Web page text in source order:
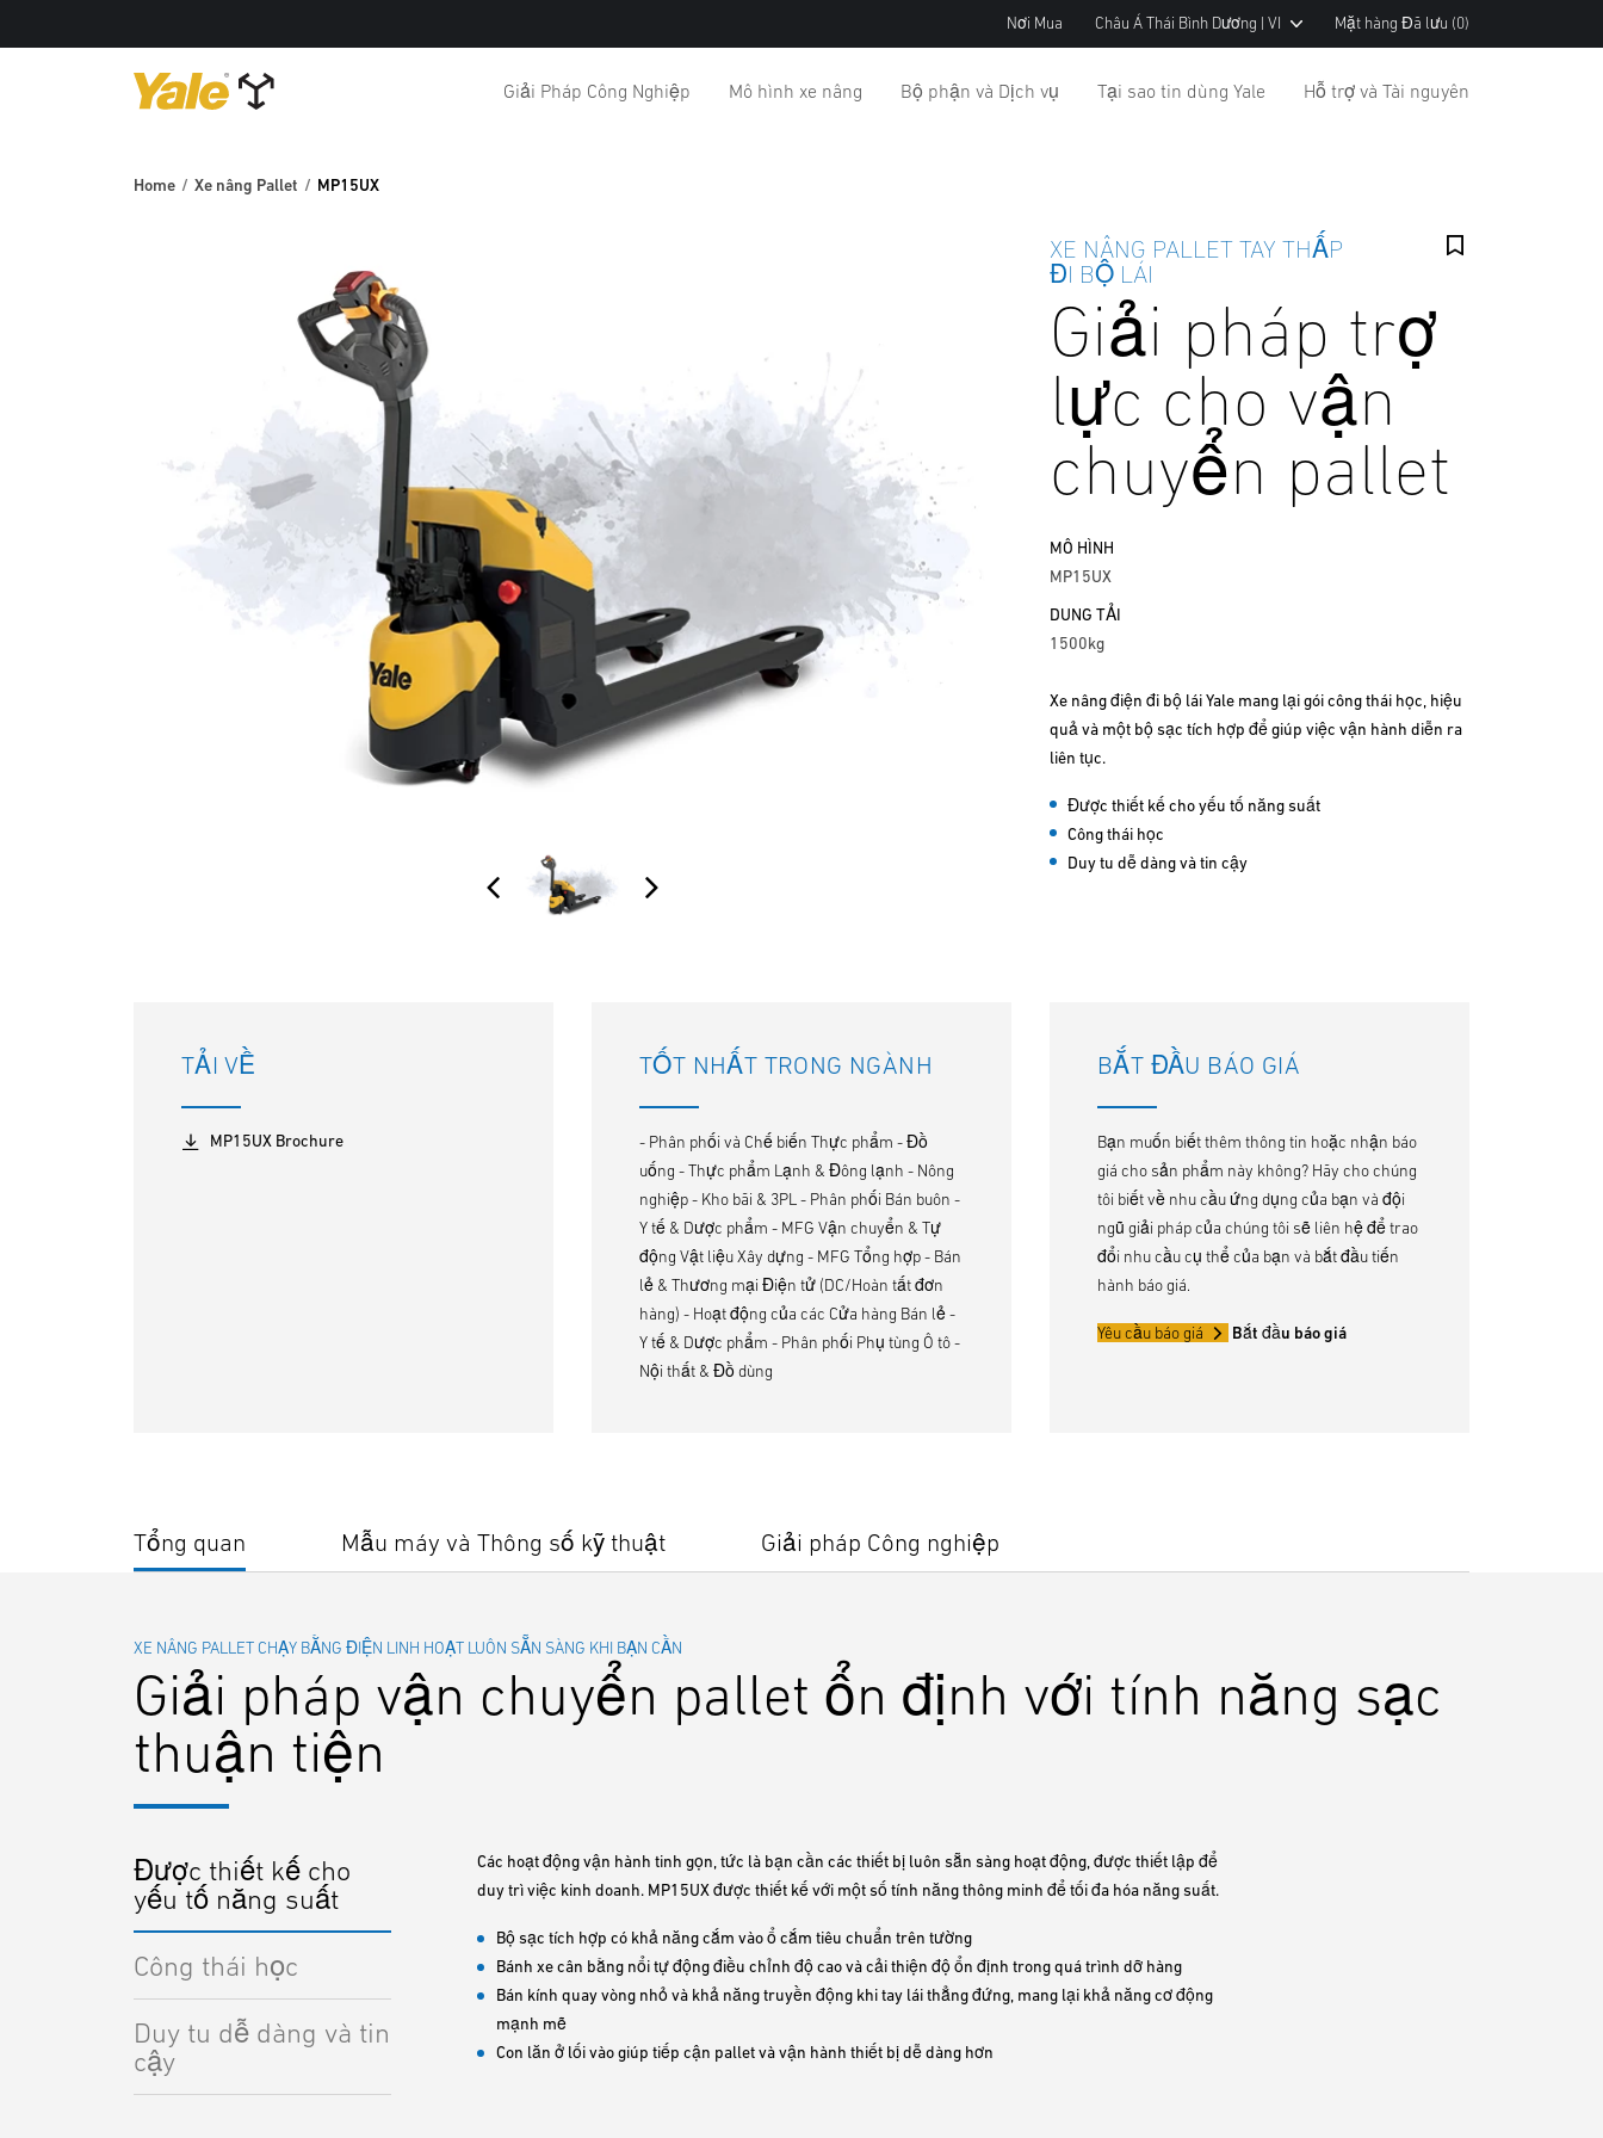
Nơi Mua Châu Á Thái Bình Dương | VI Mặt hàng Đã lưu (0)
Giải Pháp Công Nghiệp Mô hình xe nâng Bộ phận và Dịch vụ Tại sao tin dùng Yale Hỗ trợ và Tài nguyên
Home Xe nâng Pallet MP15UX
XE NÂNG PALLET TAY THẤP
ĐI BỘ LÁI
Giải pháp trợ
lực cho vận
chuyển pallet
MÔ HÌNH
MP15UX
DUNG TẢI
1500kg
Xe nâng điện đi bộ lái Yale mang lại gói công thái học, hiệu
quả và một bộ sạc tích hợp để giúp việc vận hành diễn ra
liên tục.
Được thiết kế cho yếu tố năng suất
Công thái học
Duy tu dễ dàng và tin cậy
TẢI VỀ
MP15UX Brochure
TỐT NHẤT TRONG NGÀNH
- Phân phối và Chế biến Thực phẩm - Đồ
uống - Thực phẩm Lạnh & Đông lạnh - Nông
nghiệp - Kho bãi & 3PL - Phân phối Bán buôn -
Y tế & Dược phẩm - MFG Vận chuyển & Tự
động Vật liệu Xây dựng - MFG Tổng hợp - Bán
lẻ & Thương mại Điện tử (DC/Hoàn tất đơn
hàng) - Hoạt động của các Cửa hàng Bán lẻ -
Y tế & Dược phẩm - Phân phối Phụ tùng Ô tô -
Nội thất & Đồ dùng
BẮT ĐẦU BÁO GIÁ
Bạn muốn biết thêm thông tin hoặc nhận báo
giá cho sản phẩm này không? Hãy cho chúng
tôi biết về nhu cầu ứng dụng của bạn và đội
ngũ giải pháp của chúng tôi sẽ liên hệ để trao
đổi nhu cầu cụ thể của bạn và bắt đầu tiến
hành báo giá.
Yêu cầu báo giá Bắt đầu báo giá
Tổng quan Mẫu máy và Thông số kỹ thuật Giải pháp Công nghiệp
XE NÂNG PALLET CHẠY BẰNG ĐIỆN LINH HOẠT LUÔN SẴN SÀNG KHI BẠN CẦN
Giải pháp vận chuyển pallet ổn định với tính năng sạc
thuận tiện
Được thiết kế cho
yếu tố năng suất
Công thái học
Duy tu dễ dàng và tin
cậy
Các hoạt động vận hành tinh gọn, tức là bạn cần các thiết bị luôn sẵn sàng hoạt động, được thiết lập để
duy trì việc kinh doanh. MP15UX được thiết kế với một số tính năng thông minh để tối đa hóa năng suất.
Bộ sạc tích hợp có khả năng cắm vào ổ cắm tiêu chuẩn trên tường
Bánh xe cân bằng nổi tự động điều chỉnh độ cao và cải thiện độ ổn định trong quá trình dỡ hàng
Bán kính quay vòng nhỏ và khả năng truyền động khi tay lái thẳng đứng, mang lại khả năng cơ động
mạnh mẽ
Con lăn ở lối vào giúp tiếp cận pallet và vận hành thiết bị dễ dàng hơn